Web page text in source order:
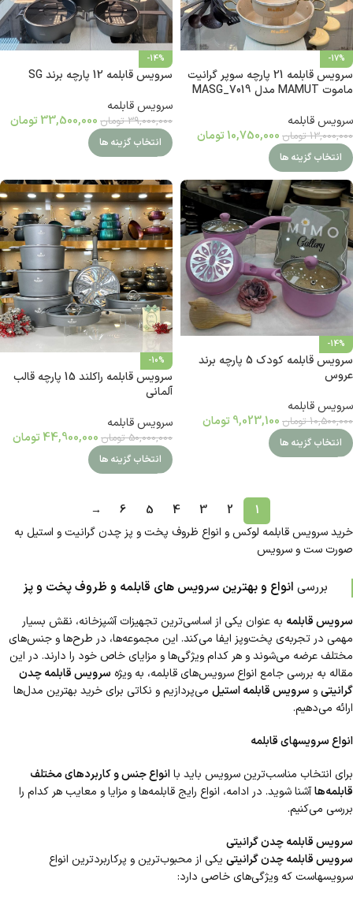
-17%
سرویس قابلمه 21 پارچه سوپر گرانیت
ماموت MAMUT مدل MASG_7019
سرویس قابلمه
13,000,000 تومان 10,750,000 تومان
انتخاب گزینه ها
-14%
سرویس قابلمه 12 پارچه برند SG
سرویس قابلمه
39,000,000 تومان 33,500,000 تومان
انتخاب گزینه ها
-14%
سرویس قابلمه کودک 5 پارچه برند
عروس
سرویس قابلمه
10,500,000 تومان 9,023,100 تومان
انتخاب گزینه ها
-10%
سرویس قابلمه راکلند 15 پارچه قالب
آلمانی
سرویس قابلمه
50,000,000 تومان 44,900,000 تومان
انتخاب گزینه ها
1
2
3
4
5
6
→
خرید سرویس قابلمه لوکس و انواع ظروف پخت و پز چدن گرانیت و استیل به
صورت ست و سرویس
بررسی انواع و بهترین سرویس های قابلمه و ظروف پخت و پز
سرویس قابلمه به عنوان یکی از اساسی‌ترین تجهیزات آشپزخانه، نقش بسیار
مهمی در تجربه‌ی پخت‌وپز ایفا می‌کند. این مجموعه‌ها، در طرح‌ها و جنس‌های
مختلف عرضه می‌شوند و هر کدام ویژگی‌ها و مزایای خاص خود را دارند. در این
مقاله به بررسی جامع انواع سرویس‌های قابلمه، به ویژه سرویس قابلمه چدن
گرانیتیو سرویس قابلمه استیل می‌پردازیم و نکاتی برای خرید بهترین مدل‌ها
ارائه می‌دهیم.
انواع سرویسهای قابلمه
برای انتخاب مناسب‌ترین سرویس باید باانواع جنس و کاربردهای مختلف
قابلمه‌هاآشنا شوید. در ادامه، انواع رایج قابلمه‌ها و مزایا و معایب هر کدام را
بررسی می‌کنیم.
سرویس قابلمه چدن گرانیتی
سرویس قابلمه چدن گرانیتی یکی از محبوب‌ترین و پرکاربردترین انواع
سرویسهاست که ویژگی‌های خاصی دارد: